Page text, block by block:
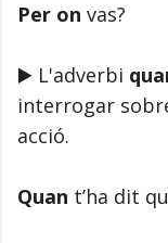
Per on vas?
▶️ L'adverbi
interrogar
acció.
Quan t’ha dit